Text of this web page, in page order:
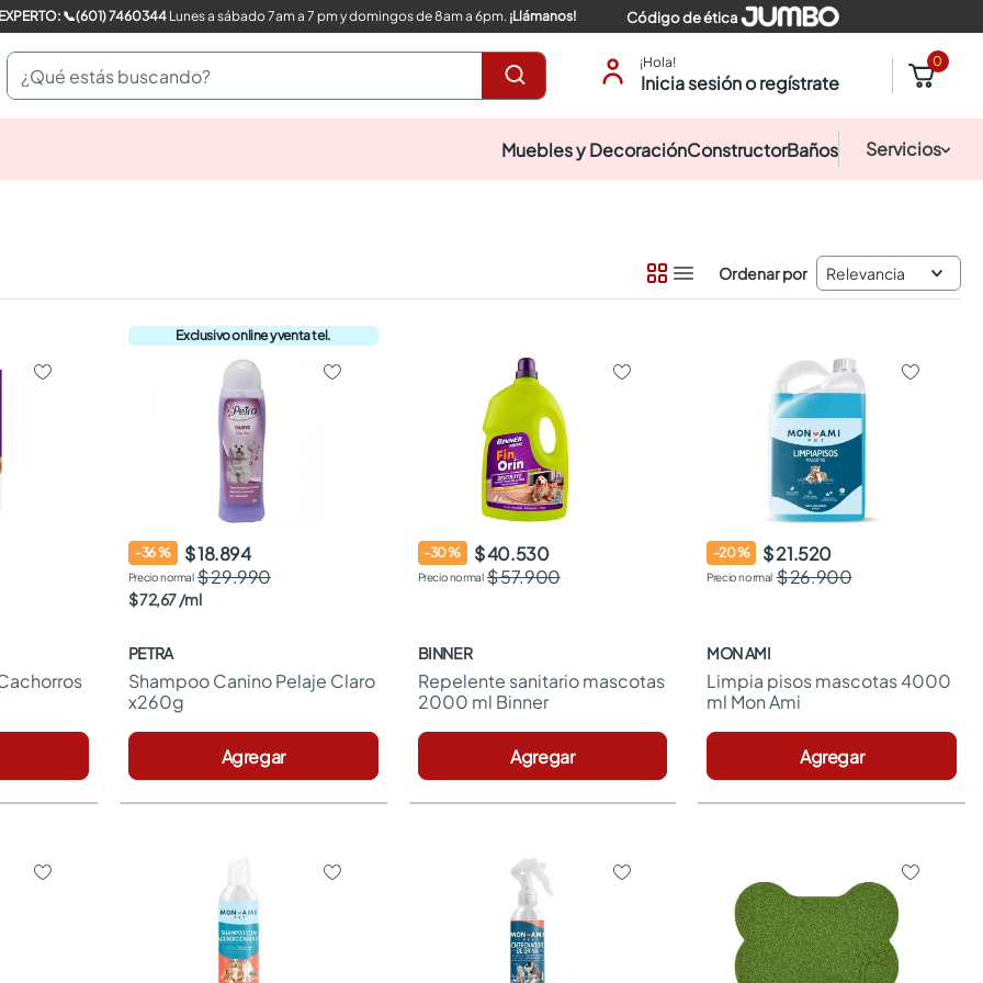
COMPRA CON UN EXPERTO: 📞(601) 7460344Lunes a sábado 7am a 7 pm y domingos de 8am a 6pm. ¡Llámanos! Código de ética
¿Qué estás buscando? ¡Hola!
Inicia sesión o regístrate
0
Muebles y DecoraciónConstructorBaños Servicios
Relevancia
-36%
$ 18.894
$ 29.990
$72,67/ml
PETRA
Shampoo Canino Pelaje Claro
x260g
Agregar
-30%
$ 40.530
$ 57.900
BINNER
Repelente sanitario mascotas
2000 ml Binner
Agregar
-20%
$ 21.520
$ 26.900
MON AMI
Limpia pisos mascotas 4000
ml Mon Ami
Agregar
closet
comedores